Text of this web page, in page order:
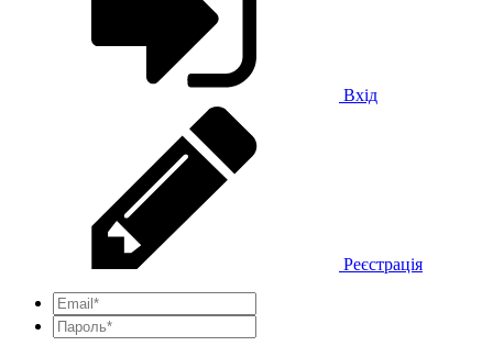
Вхід
Реєстрація